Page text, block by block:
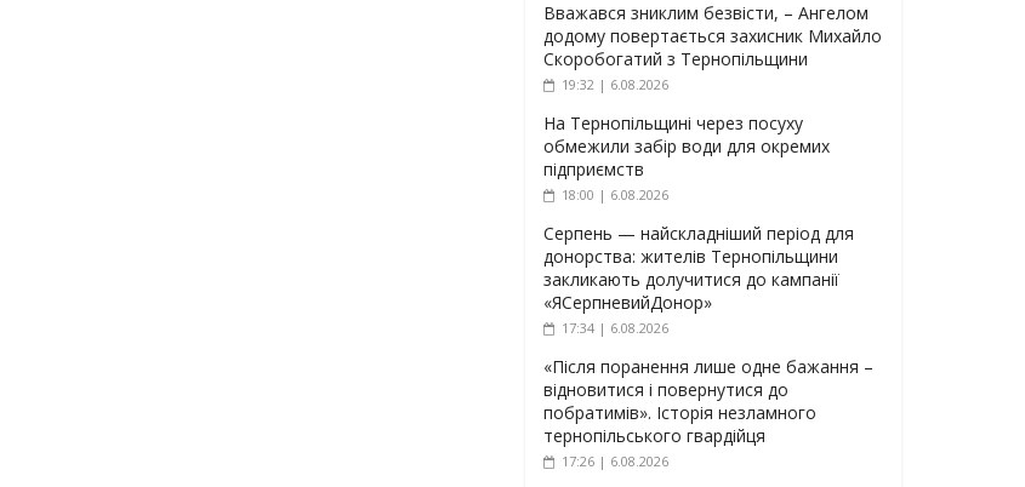
Вважався зниклим безвісти, – Ангелом
додому повертається захисник Михайло
Скоробогатий з Тернопільщини
19:32 | 6.08.2026
На Тернопільщині через посуху
обмежили забір води для окремих
підприємств
18:00 | 6.08.2026
Серпень — найскладніший період для
донорства: жителів Тернопільщини
закликають долучитися до кампанії
«ЯСерпневийДонор»
17:34 | 6.08.2026
«Після поранення лише одне бажання –
відновитися і повернутися до
побратимів». Історія незламного
тернопільського гвардійця
17:26 | 6.08.2026